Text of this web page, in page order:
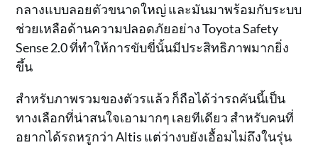
กลางแบบลอยตัวขนาดใหญ่ และมันมาพร้อมกับระบบ
ช่วยเหลือด้านความปลอดภัยอย่าง Toyota Safety
Sense 2.0 ที่ทำให้การขับขี่นั้นมีประสิทธิภาพมากยิ่ง
ขึ้น
สำหรับภาพรวมของตัวรแล้ว ก็ถือได้ว่ารถคันนี้เป็น
ทางเลือกที่น่าสนใจเอามากๆ เลยทีเดียว สำหรับคนที่
อยากได้รถหรูกว่า Altis แต่ว่างบยังเอื้อมไม่ถึงในรุ่น